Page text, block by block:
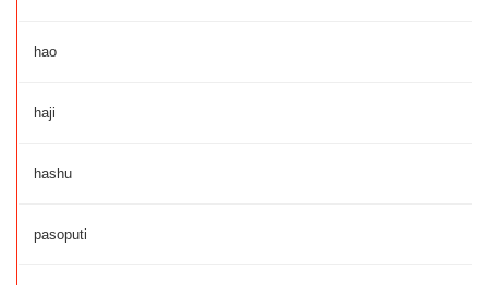
hao
haji
hashu
pasoputi